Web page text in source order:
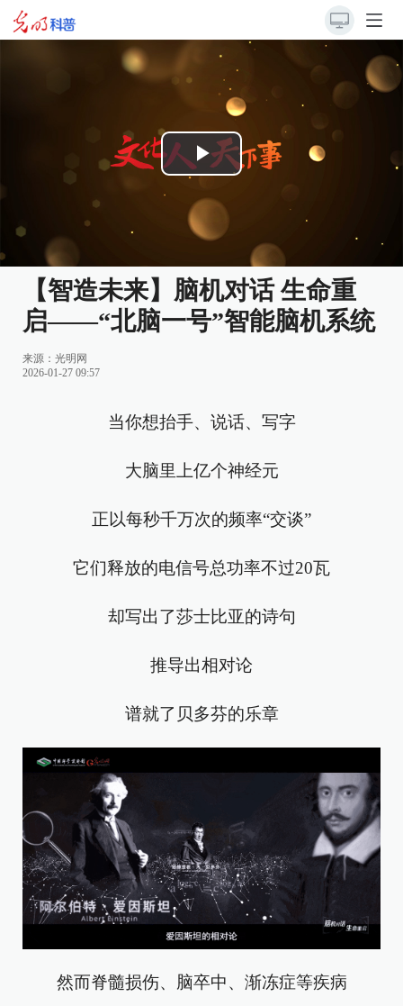
Play
Video
【智造未来】脑机对话 生命重
启——“北脑一号”智能脑机系统
来源： 光明网
2026-01-27 09:57
当你想抬手、说话、写字
大脑里上亿个神经元
正以每秒千万次的频率“交谈”
它们释放的电信号总功率不过20瓦
却写出了莎士比亚的诗句
推导出相对论
谱就了贝多芬的乐章
然而脊髓损伤、脑卒中、渐冻症等疾病